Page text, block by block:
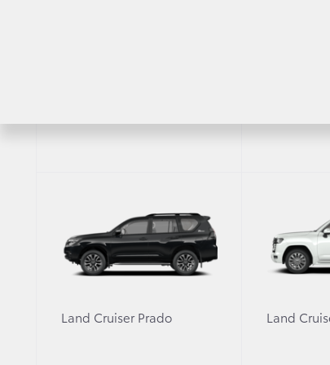
Land Cruiser Prado Land
в Чемпионат мира по
Моторспорт» (Германия)
согласно регламенту
поклонников автоспорта